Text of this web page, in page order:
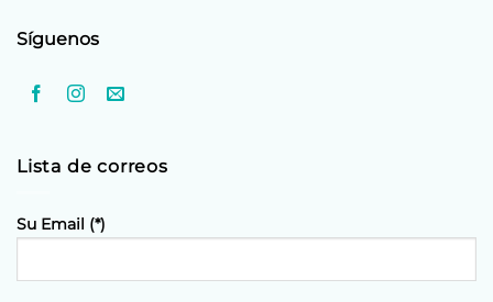
Síguenos
Lista de correos
Su Email (*)